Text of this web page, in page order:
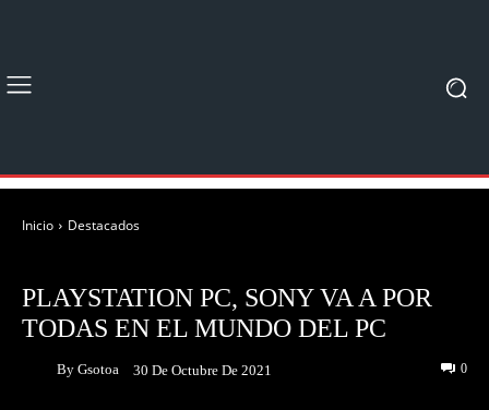
Inicio Destacados
PLAYSTATION PC, SONY VA A POR
TODAS EN EL MUNDO DEL PC
By Gsotoa 30 De Octubre De 2021 0